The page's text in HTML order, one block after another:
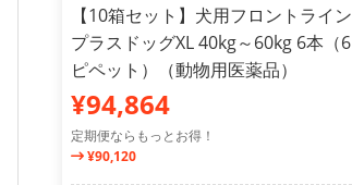
【10箱セット】犬用フロントライン
プラスドッグXL 40kg～60kg 6本（6
ピペット）（動物用医薬品）
¥94,864
定期便ならもっとお得！
¥90,120